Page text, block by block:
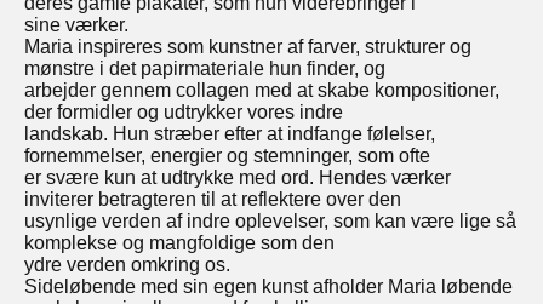
sine værker.
Maria inspireres som kunstner af farver, strukturer og
mønstre i det papirmateriale hun finder, og
arbejder gennem collagen med at skabe kompositioner,
der formidler og udtrykker vores indre
landskab. Hun stræber efter at indfange følelser,
fornemmelser, energier og stemninger, som ofte
er svære kun at udtrykke med ord. Hendes værker
inviterer betragteren til at reflektere over den
usynlige verden af indre oplevelser, som kan være lige så
komplekse og mangfoldige som den
ydre verden omkring os.
Sideløbende med sin egen kunst afholder Maria løbende